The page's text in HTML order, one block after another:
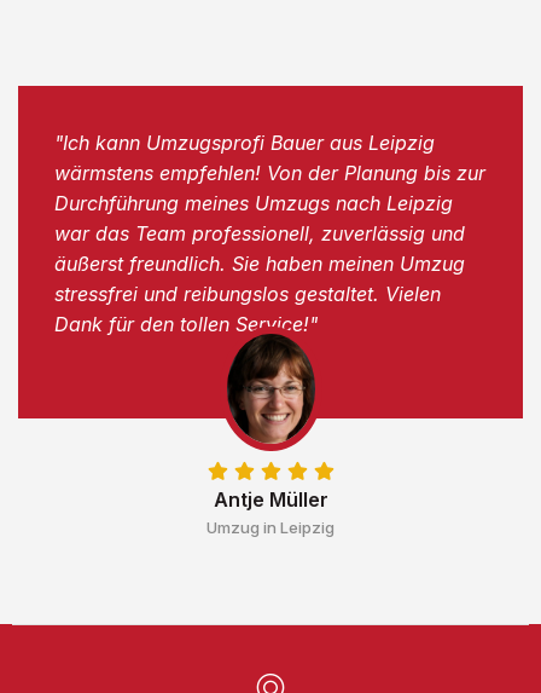
Antje Müller
Umzug in Leipzig
"Ich kann Umzugsprofi Bauer aus Leipzig
wärmstens empfehlen! Von der Planung bis zur
Durchführung meines Umzugs nach Leipzig
war das Team professionell, zuverlässig und
äußerst freundlich. Sie haben meinen Umzug
stressfrei und reibungslos gestaltet. Vielen
Dank für den tollen Service!"